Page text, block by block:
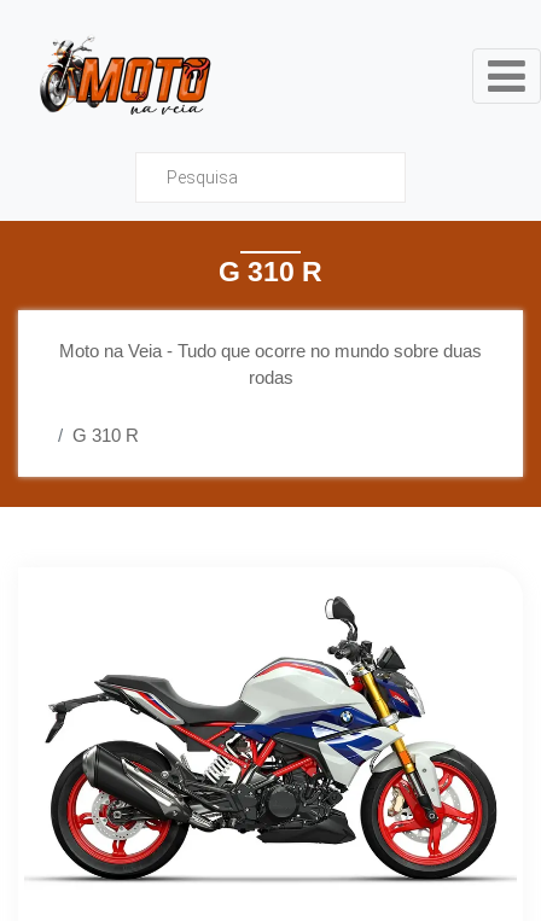
Moto na Veia - Tudo que
G 310 R
Moto na Veia - Tudo que ocorre no mundo sobre duas
rodas
G 310 R